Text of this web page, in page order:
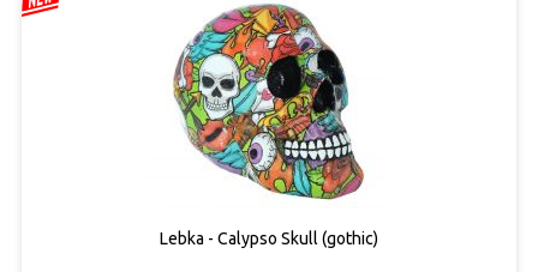
Lebka - Calypso Skull (gothic)